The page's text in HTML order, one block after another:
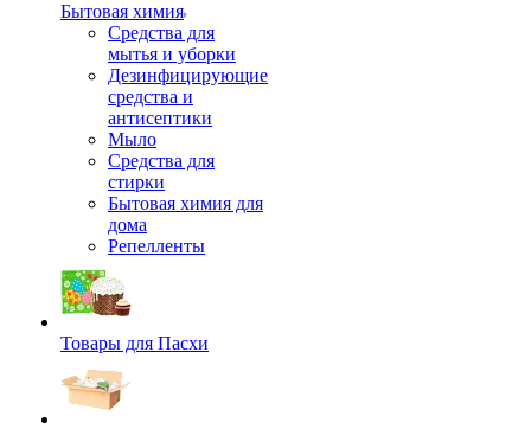
Бытовая химия
Средства для
мытья и уборки
Дезинфицирующие
средства и
антисептики
Мыло
Средства для
стирки
Бытовая химия для
дома
Репелленты
Товары для Пасхи